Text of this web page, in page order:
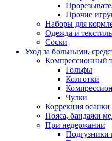
Прочие
Наборы для
Одежда и
Соски
Уход за больными,
Компрессионный
Гольфы
Колготки
Чулки
Коррекция осанки
Пояса, бандажи
При недержании
Подгузники